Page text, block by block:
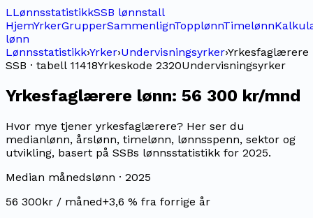
LLønnsstatistikkSSB lønnstall
HjemYrkerGrupperSammenlignTopplønnTimelønn
lønn
Lønnsstatistikk›Yrker›Undervisningsyrker›Yrkesfaglærere
SSB · tabell 11418Yrkeskode 2320Undervisningsyrker
Yrkesfaglærere lønn: 56 300 kr/mnd
Hvor mye tjener yrkesfaglærere? Her ser du
medianlønn, årslønn, timelønn, lønnsspenn, sektor og
utvikling, basert på SSBs lønnsstatistikk for 2025.
Median månedslønn · 2025
56 300kr / måned+3,6 % fra forrige år